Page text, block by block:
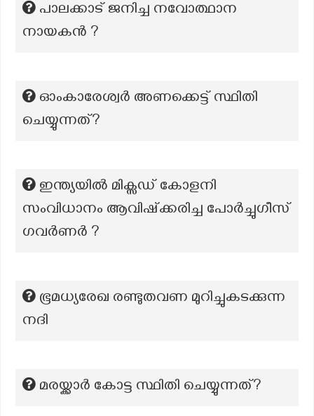
പാലക്കാട് ജനിച്ച നവോത്ഥാന
നായകൻ ?
ഓംകാരേശ്വർ അണക്കെട്ട് സ്ഥിതി
ചെയ്യുന്നത്?
ഇന്ത്യയിൽ മിക്സഡ് കോളനി
സംവിധാനം ആവിഷ്ക്കരിച്ച പോർച്ചുഗീസ്
ഗവർണർ ?
ഭൂമധ്യരേഖ രണ്ടുതവണ മുറിച്ചുകടക്കുന്ന
നദി
മരയ്ക്കാർ കോട്ട സ്ഥിതി ചെയ്യുന്നത്?